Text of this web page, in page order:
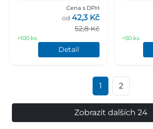
Cena s DPH
52,8 Kč
od 42,3 Kč
>100 ks
Detail
>50 ks
1 2
Zobrazit dalších 24